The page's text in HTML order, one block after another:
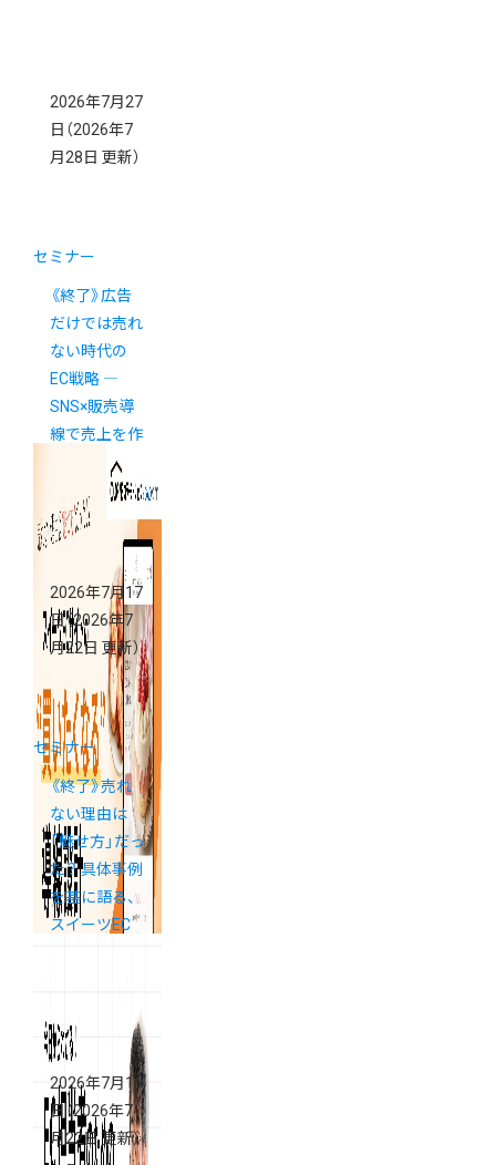
2026年7月27
日 （2026年7
月28日 更新）
セミナー
《終了》広告
だけでは売れ
ない時代の
EC戦略 ―
SNS×販売導
線で売上を作
る方法 ―
2026年7月17
日（2026年7
月22日 更新）
セミナー
《終了》売れ
ない理由は
「魅せ方」だっ
た？ 具体事例
を基に語る、
スイーツEC
セミナー
2026年7月16
日 （2026年7
月22日 更新）